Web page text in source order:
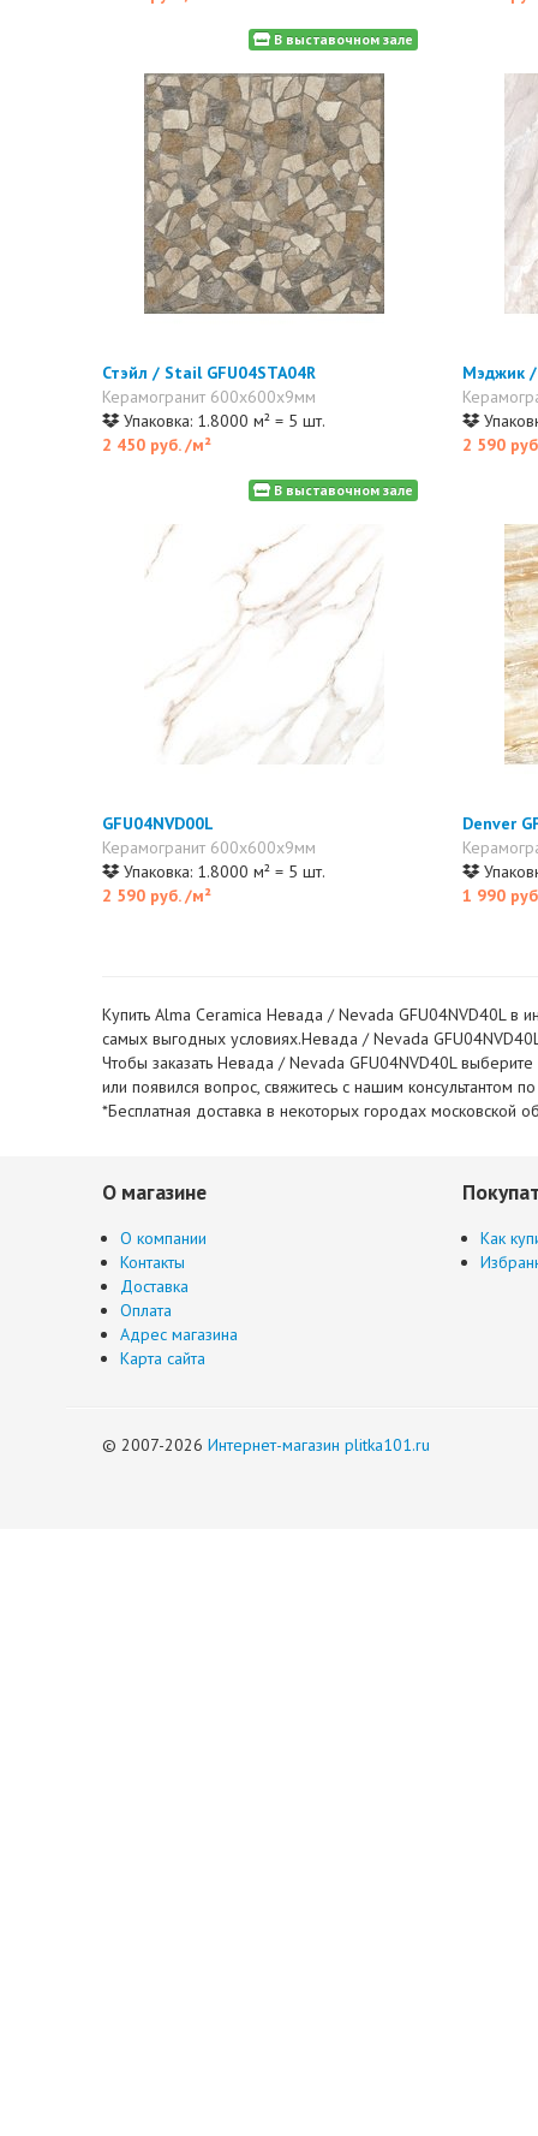
В выставочном зале
Стэйл / Stail GFU04STA04R
Керамогранит 600x600x9мм
Упаковка: 1.8000 м² = 5 шт.
2 450 руб./м²
Мэджик /
2 590
В выставочном зале
GFU04NVD00L
Керамогранит 600x600x9мм
Упаковка: 1.8000 м² = 5 шт.
2 590 руб./м²
Denver
1 990
Купить Alma Ceramica Невада / Nevada GFU04NVD40L в
самых выгодных условиях.Невада / Nevada
Чтобы заказать Невада / Nevada GFU04NVD40L
или появился вопрос, свяжитесь с нашим консультантом
*Бесплатная доставка в некоторых городах московской
О магазине
О компании
Контакты
Доставка
Оплата
Адрес магазина
Карта сайта
Как
© 2007-2026 Интернет-магазин plitka101.ru